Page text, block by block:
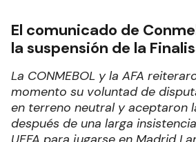
El comunicado de
la suspensión de la
La CONMEBOL y la AFA
momento su voluntad de
en terreno neutral y aceptaron
después de una larga